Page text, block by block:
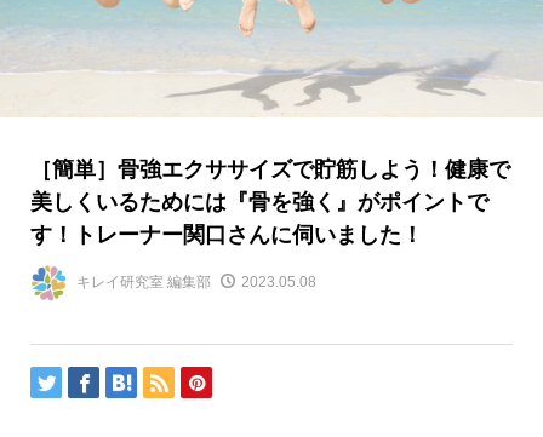
［簡単］骨強エクササイズで貯筋しよう！健康で
美しくいるためには『骨を強く』がポイントで
す！トレーナー関口さんに伺いました！
キレイ研究室 編集部 2023.05.08